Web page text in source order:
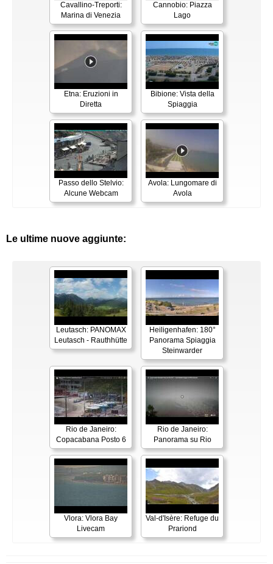
Cavallino-Treporti:
Marina di Venezia
Cannobio: Piazza
Lago
Etna: Eruzioni in
Diretta
Bibione: Vista della
Spiaggia
Passo dello Stelvio:
Alcune Webcam
Avola: Lungomare di
Avola
Le ultime nuove aggiunte:
Leutasch: PANOMAX
Leutasch - Rauthhütte
Heiligenhafen: 180°
Panorama Spiaggia
Steinwarder
Rio de Janeiro:
Copacabana Posto 6
Rio de Janeiro:
Panorama su Rio
Vlora: Vlora Bay
Livecam
Val-d'Isère: Refuge du
Prariond